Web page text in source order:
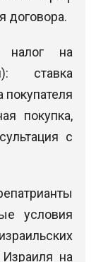
договора.
ставка
покупателя
покупка,
с
условия
на